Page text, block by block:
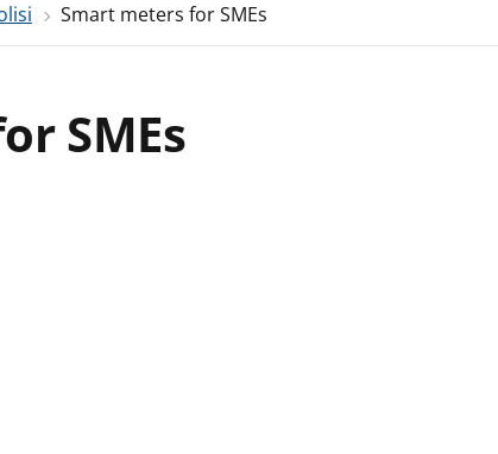
Smart meters for SMEs
SMEs